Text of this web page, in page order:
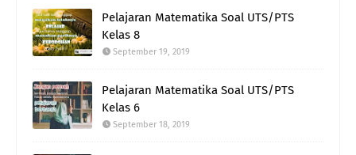
Pelajaran Matematika Soal UTS/PTS
Kelas 8
September 19, 2019
Pelajaran Matematika Soal UTS/PTS
Kelas 6
September 18, 2019